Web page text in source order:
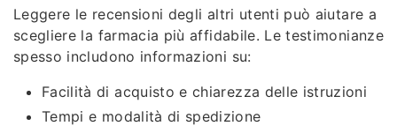
Leggere le recensioni degli altri utenti può aiutare a
scegliere la farmacia più affidabile. Le testimonianze
spesso includono informazioni su:
Facilità di acquisto e chiarezza delle istruzioni
Tempi e modalità di spedizione